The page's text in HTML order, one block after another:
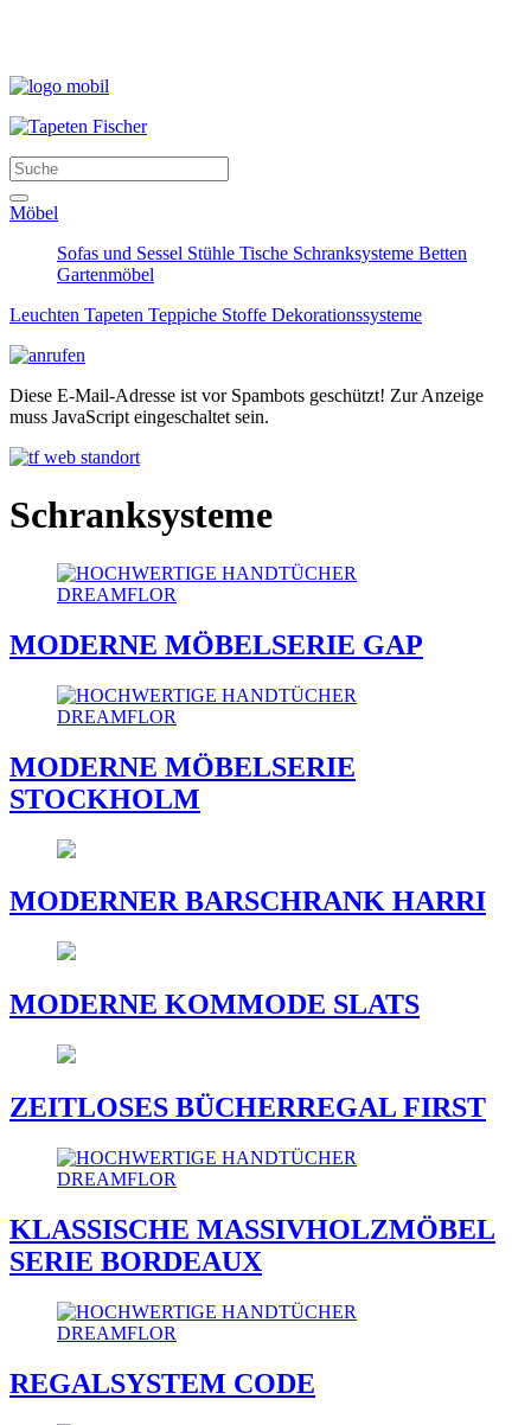
Möbel
Sofas und Sessel Stühle Tische Schranksysteme Betten
Gartenmöbel
Leuchten Tapeten Teppiche Stoffe Dekorationssysteme
Diese E-Mail-Adresse ist vor Spambots geschützt! Zur Anzeige
muss JavaScript eingeschaltet sein.
Schranksysteme
MODERNE MÖBELSERIE GAP
MODERNE MÖBELSERIE
STOCKHOLM
MODERNER BARSCHRANK HARRI
MODERNE KOMMODE SLATS
ZEITLOSES BÜCHERREGAL FIRST
KLASSISCHE MASSIVHOLZMÖBEL
SERIE BORDEAUX
REGALSYSTEM CODE